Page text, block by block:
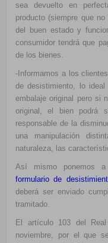
sea devuelto en
producto (siempre que
del buen estado y
consumidor tendrá que
de los bienes.
-Informamos a los
de desistimiento, lo
embalaje original pero si
original, el bien podrá
responsable de la
una manipulación
naturaleza, las
Así mismo ponemos
formulario de
deberá ser enviado
tramitado.
El artículo 103 del
noviembre, por el que